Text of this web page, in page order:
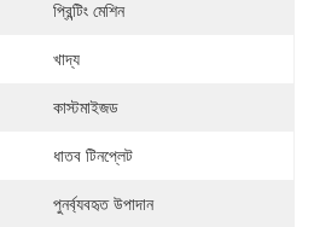
প্রিন্টিং মেশিন
খাদ্য
কাস্টমাইজড
ধাতব টিনপ্লেট
পুনর্ব্যবহৃত উপাদান